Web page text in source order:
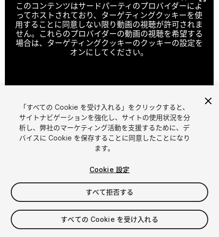
このコンテンツはサードパーティのプロバイダーによ
ってホストされており、ターゲティングクッキーを使
用することに同意しない限り動画の視聴が許可されま
せん。これらのプロバイダーの動画の視聴を希望する
場合は、ターゲティングクッキーのクッキーの設定を
オンにしてください。
1 /4
$15
消費税は決済時に計算されます
「すべての Cookie を受け入れる」をクリックすると、
サイトナビゲーションを強化し、サイトの使用状況を分
析し、弊社のマーケティング活動を支援するために、デ
バイスに Cookie を保存することに同意したことになり
ます。
Cookie 設定
すべて拒否する
すべての Cookie を受け入れる